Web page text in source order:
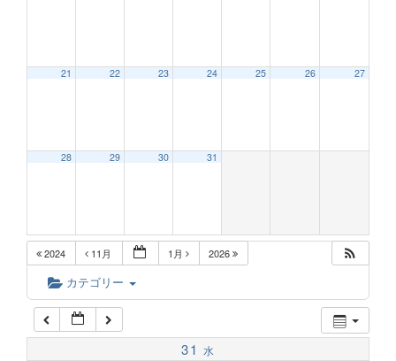
21 22 23 24 25 26 27
28 29 30 31
2024 11月 1月 2026
カテゴリー
31 水
2:00 AM
6:00 AM
7:00 AM